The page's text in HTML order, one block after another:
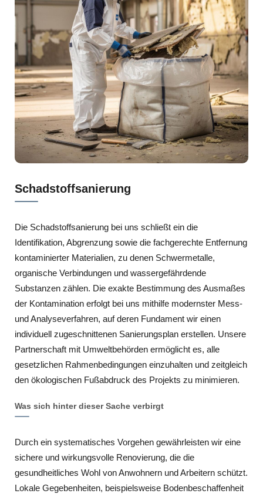
Schadstoffsanierung
Die Schadstoffsanierung bei uns schließt ein die
Identifikation, Abgrenzung sowie die fachgerechte Entfernung
kontaminierter Materialien, zu denen Schwermetalle,
organische Verbindungen und wassergefährdende
Substanzen zählen. Die exakte Bestimmung des Ausmaßes
der Kontamination erfolgt bei uns mithilfe modernster Mess-
und Analyseverfahren, auf deren Fundament wir einen
individuell zugeschnittenen Sanierungsplan erstellen. Unsere
Partnerschaft mit Umweltbehörden ermöglicht es, alle
gesetzlichen Rahmenbedingungen einzuhalten und zeitgleich
den ökologischen Fußabdruck des Projekts zu minimieren.
Was sich hinter dieser Sache verbirgt
Durch ein systematisches Vorgehen gewährleisten wir eine
sichere und wirkungsvolle Renovierung, die die
gesundheitliches Wohl von Anwohnern und Arbeitern schützt.
Lokale Gegebenheiten, beispielsweise Bodenbeschaffenheit